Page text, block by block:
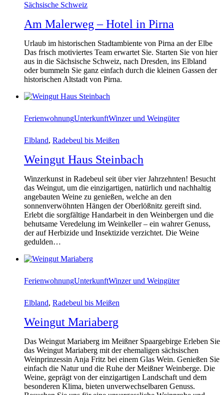
Sächsische Schweiz
Am Malerweg – Hotel in Pirna
Urlaub im historischen Stadtambiente von Pirna an der Elbe
Das frisch motiviertes Team erwartet Sie. Starten Sie von hier
aus in die Sächsische Schweiz, nach Dresden, ins Elbland
oder bummeln Sie ganz einfach durch die kleinen Gassen der
historischen Altstadt von Pirna.
FerienwohnungUnterkunftWinzer und Weingüter
Elbland, Radebeul bis Meißen
Weingut Haus Steinbach
Winzerkunst in Radebeul seit über vier Jahrzehnten! Besucht
das Weingut, um die einzigartigen, natürlich und nachhaltig
angebauten Weine zu genießen, welche an den
sonnenverwöhnten Hängen der Oberlößnitz gereift sind.
Erlebt die sorgfältige Handarbeit in den Weinbergen und die
behutsame Veredelung im Weinkeller – ein wahrer Genuss,
der auf Herbizide und Insektizide verzichtet. Die Weine
gedulden…
FerienwohnungUnterkunftWinzer und Weingüter
Elbland, Radebeul bis Meißen
Weingut Mariaberg
Das Weingut Mariaberg im Meißner Spaargebirge Erleben Sie
das Weingut Mariaberg mit der ehemaligen sächsischen
Weinprinzessin Anja Fritz bei einem Glas Wein. Genießen Sie
einfach die Natur und die Ruhe der Meißner Weinberge. Die
Weine, geprägt von der einzigartigen Landschaft und dem
besonderen Klima, bieten unverwechselbaren Genuss.